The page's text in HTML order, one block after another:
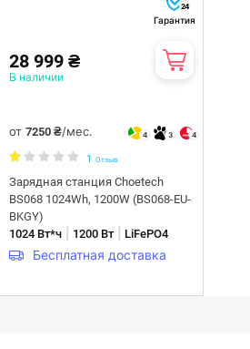
24
Гарантия
28 999 ₴
В наличии
от 7250 ₴/мес. 4 3 4
1 Отзыв
Зарядная станция Choetech
BS068 1024Wh, 1200W (BS068-EU-
BKGY)
1024 Вт*ч
1200 Вт| LiFePO4
Бесплатная доставка